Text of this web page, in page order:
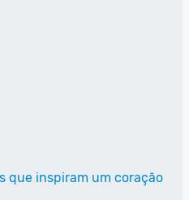
que inspiram um coração